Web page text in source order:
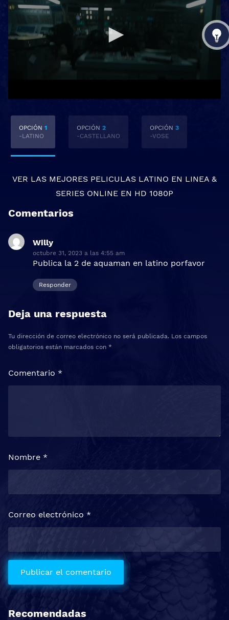
OPCIÓN 1
-LATINO
OPCIÓN 2
-CASTELLANO
OPCIÓN 3
-VOSE
VER LAS MEJORES PELICULAS LATINO EN LINEA &
SERIES ONLINE EN HD 1080P
Comentarios
Willy
octubre 31, 2023 a las 4:55 am
Publica la 2 de aquaman en latino porfavor
Responder
Deja una respuesta
Tu dirección de correo electrónico no será publicada. Los campos
obligatorios están marcados con *
Comentario *
Nombre *
Correo electrónico *
Recomendadas